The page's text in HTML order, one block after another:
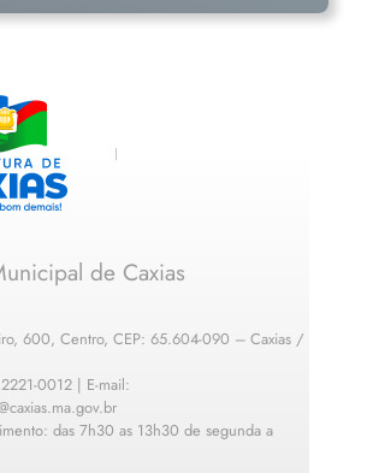
de Caxias
600, Centro, CEP: 65.604-090 – Caxias /
0012 | E-mail:
das 7h30 as 13h30 de segunda a